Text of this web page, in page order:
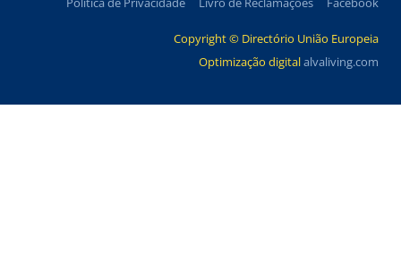
Copyright © Directório União Europeia
Optimização digitalalvaliving.com